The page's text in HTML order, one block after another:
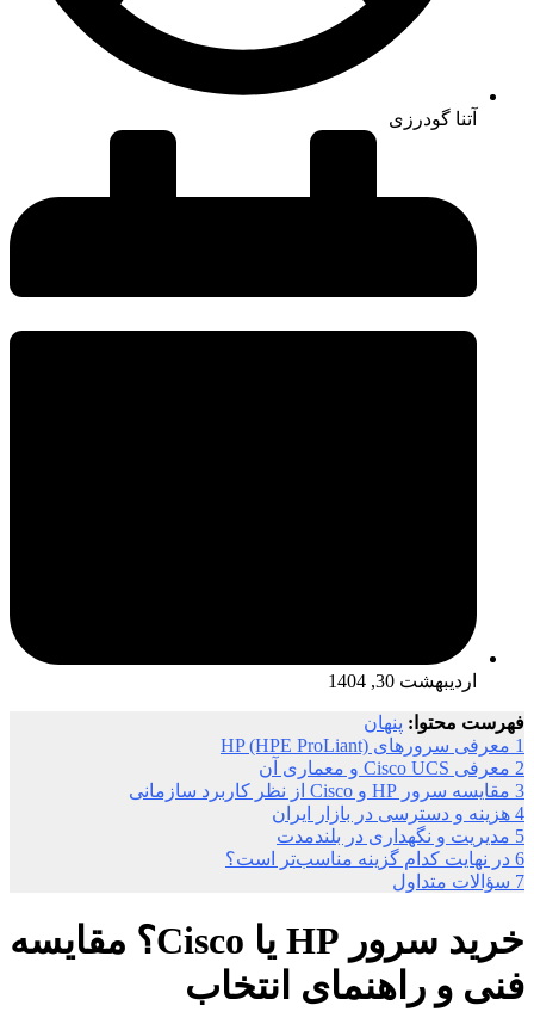
آتنا گودرزی
اردیبهشت 30, 1404
فهرست محتوا: پنهان
1 معرفی سرورهای HP (HPE ProLiant)
2 معرفی Cisco UCS و معماری آن
3 مقایسه سرور HP و Cisco از نظر کاربرد سازمانی
4 هزینه و دسترسی در بازار ایران
5 مدیریت و نگهداری در بلندمدت
6 در نهایت کدام گزینه مناسب‌تر است؟
7 سؤالات متداول
خرید سرور HP یا Cisco؟ مقایسه
فنی و راهنمای انتخاب